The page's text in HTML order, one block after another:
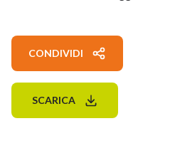
CONDIVIDI
SCARICA